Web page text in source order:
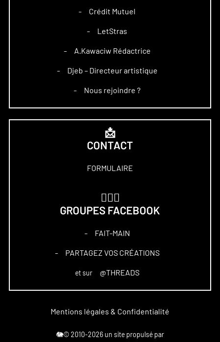
– Crédit Mutuel
– LetStras
– A.Kawaciw Rédactrice
– Djeb – Directeur artistique
– Nous rejoindre ?
📩
CONTACT
FORMULAIRE
GROUPES FACEBOOK
– FAIT-MAIN
– PARTAGEZ VOS CRÉATIONS
et sur @THREADS
Mentions légales & Confidentialité
🐘© 2010-2026 un site propulsé par